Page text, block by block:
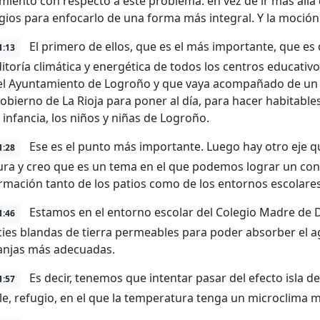
para enfocarlo de una forma más integral. Y la
El primero de ellos, que es el más importante, que
climática y energética de todos los centros
Ayuntamiento de Logroño y que vaya acompañado de
de La Rioja para poner al día, para hacer
los niños y niñas de Logroño.
Ese es el punto más importante. Luego hay otro eje
y creo que es un tema en el que podemos lograr un
tanto de los patios como de los entornos
Estamos en el entorno escolar del Colegio Madre de
blandas de tierra permeables para poder absorber el
más adecuadas.
Es decir, tenemos que intentar pasar del efecto isla
refugio, en el que la temperatura tenga un microclima